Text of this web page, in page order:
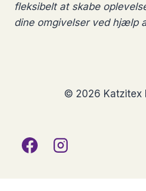
fleksibelt at skabe
dine omgivelser ved hjælp
© 2026 Katzitex